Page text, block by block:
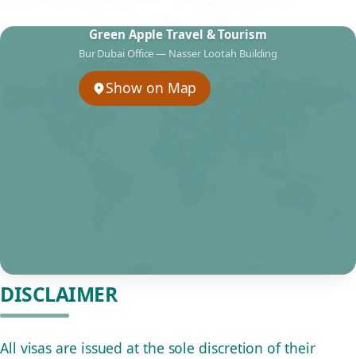
Green Apple Travel & Tourism
Bur Dubai Office — Nasser Lootah Building
Show on Map
DISCLAIMER
All visas are issued at the sole discretion of their